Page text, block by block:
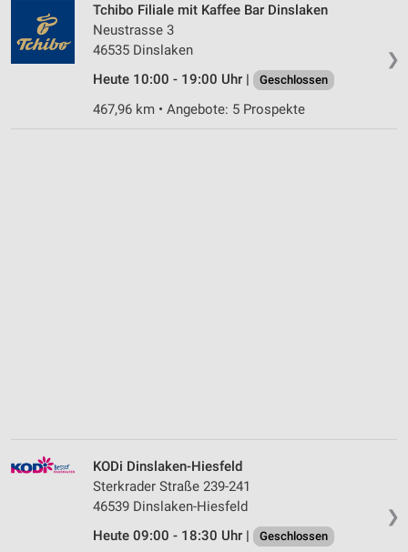
❯
Tchibo Filiale mit Kaffee Bar Dinslaken
Neustrasse 3
46535 Dinslaken
Heute 10:00 - 19:00 Uhr |
Geschlossen
467,96 km • Angebote: 5 Prospekte
❯
KODi Dinslaken-Hiesfeld
Sterkrader Straße 239-241
46539 Dinslaken-Hiesfeld
Heute 09:00 - 18:30 Uhr |
Geschlossen